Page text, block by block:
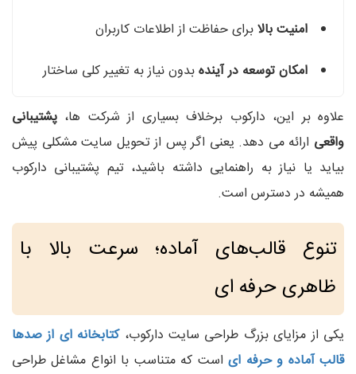
امنیت بالابرای حفاظت از اطلاعات کاربران
امکان توسعه در آیندهبدون نیاز به تغییر کلی ساختار
علاوه بر این، دارکوب برخلاف بسیاری از شرکت‌ ها، پشتیبانی
واقعی ارائه می‌ دهد. یعنی اگر پس از تحویل سایت مشکلی پیش
بیاید یا نیاز به راهنمایی داشته باشید، تیم پشتیبانی دارکوب
همیشه در دسترس است.
تنوع قالب‌های آماده؛ سرعت بالا با
ظاهری حرفه‌ ای
یکی از مزایای بزرگ طراحی سایت دارکوب،کتابخانه‌ ای از صدها
قالب آماده و حرفه‌ ایاست که متناسب با انواع مشاغل طراحی